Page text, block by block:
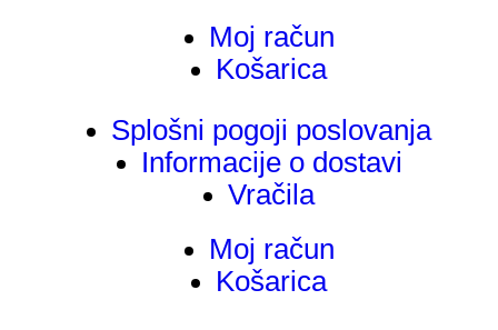
Moj račun
Košarica
Splošni pogoji poslovanja
Informacije o dostavi
Vračila
Moj račun
Košarica